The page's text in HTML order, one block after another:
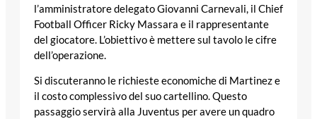
l’amministratore delegato Giovanni Carnevali, il Chief
Football Officer Ricky Massara e il rappresentante
del giocatore. L’obiettivo è mettere sul tavolo le cifre
dell’operazione.
Si discuteranno le richieste economiche di Martinez e
il costo complessivo del suo cartellino. Questo
passaggio servirà alla Juventus per avere un quadro